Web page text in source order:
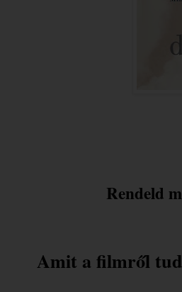
Rendeld
Amit a filmről